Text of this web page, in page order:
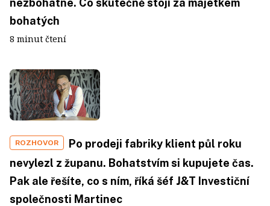
nezbohatne. Co skutečně stojí za majetkem
bohatých
8 minut čtení
ROZHOVOR
Po prodeji fabriky klient půl roku
nevylezl z županu. Bohatstvím si kupujete čas.
Pak ale řešíte, co s ním, říká šéf J&T Investiční
společnosti Martinec